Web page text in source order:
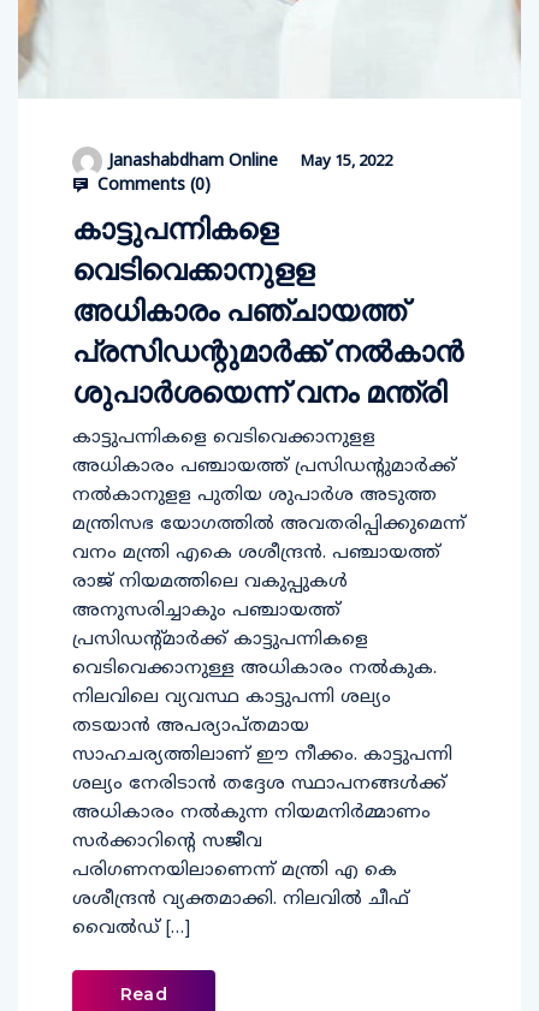
Janashabdham Online May 15, 2022
Comments (0)
കാട്ടുപന്നികളെ
വെടിവെക്കാനുളള
അധികാരം പഞ്ചായത്ത്
പ്രസിഡന്റുമാര്‍ക്ക് നല്‍കാന്‍
ശുപാര്‍ശയെന്ന് വനം മന്ത്രി
കാട്ടുപന്നികളെ വെടിവെക്കാനുളള
അധികാരം പഞ്ചായത്ത് പ്രസിഡന്റുമാര്‍ക്ക്
നല്‍കാനുളള പുതിയ ശുപാര്‍ശ അടുത്ത
മന്ത്രിസഭ യോഗത്തില്‍ അവതരിപ്പിക്കുമെന്ന്
വനം മന്ത്രി എകെ ശശീന്ദ്രന്‍. പഞ്ചായത്ത്
രാജ് നിയമത്തിലെ വകുപ്പുകള്‍
അനുസരിച്ചാകും പഞ്ചായത്ത്
പ്രസിഡന്റ്മാര്‍ക്ക് കാട്ടുപന്നികളെ
വെടിവെക്കാനുള്ള അധികാരം നല്‍കുക.
നിലവിലെ വ്യവസ്ഥ കാട്ടുപന്നി ശല്യം
തടയാന്‍ അപര്യാപ്തമായ
സാഹചര്യത്തിലാണ് ഈ നീക്കം. കാട്ടുപന്നി
ശല്യം നേരിടാന്‍ തദ്ദേശ സ്ഥാപനങ്ങള്‍ക്ക്
അധികാരം നല്‍കുന്ന നിയമനിര്‍മ്മാണം
സര്‍ക്കാറിന്റെ സജീവ
പരിഗണനയിലാണെന്ന് മന്ത്രി എ കെ
ശശീന്ദ്രന്‍ വ്യക്തമാക്കി. നിലവില്‍ ചീഫ്
വൈല്‍ഡ് […]
Read